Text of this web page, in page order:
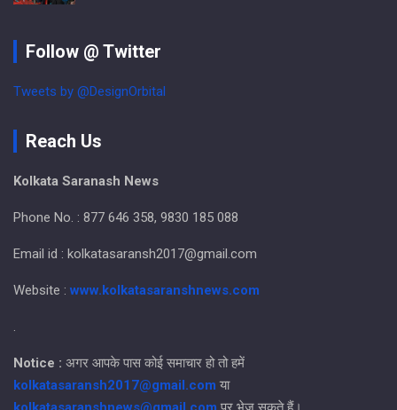
Follow @ Twitter
Tweets by @DesignOrbital
Reach Us
Kolkata Saranash News
Phone No. : 877 646 358, 9830 185 088
Email id : kolkatasaransh2017@gmail.com
Website : www.kolkatasaranshnews.com
.
Notice : अगर आपके पास कोई समाचार हो तो हमें
kolkatasaransh2017@gmail.com या